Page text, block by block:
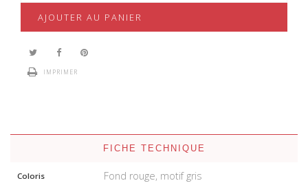
AJOUTER AU PANIER
IMPRIMER
FICHE TECHNIQUE
Coloris Fond rouge, motif gris